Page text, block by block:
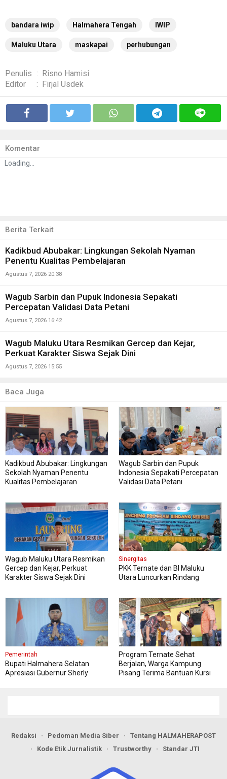
bandara iwip Halmahera Tengah IWIP
Maluku Utara maskapai perhubungan
Penulis :
Risno Hamisi
Editor
: Firjal Usdek
Komentar
Loading...
Berita Terkait
Kadikbud Abubakar: Lingkungan Sekolah Nyaman
Penentu Kualitas Pembelajaran
Agustus 7, 2026 20:38
Wagub Sarbin dan Pupuk Indonesia Sepakati
Percepatan Validasi Data Petani
Agustus 7, 2026 16:42
Wagub Maluku Utara Resmikan Gercep dan Kejar,
Perkuat Karakter Siswa Sejak Dini
Agustus 7, 2026 15:55
Baca Juga
Kadikbud Abubakar: Lingkungan
Sekolah Nyaman Penentu
Kualitas Pembelajaran
Wagub Sarbin dan Pupuk
Indonesia Sepakati Percepatan
Validasi Data Petani
Wagub Maluku Utara Resmikan
Gercep dan Kejar, Perkuat
Karakter Siswa Sejak Dini
Sinergitas
PKK Ternate dan BI Maluku
Utara Luncurkan Rindang
Pemerintah
Bupati Halmahera Selatan
Apresiasi Gubernur Sherly
Program Ternate Sehat
Berjalan, Warga Kampung
Pisang Terima Bantuan Kursi
Redaksi Pedoman Media Siber
Tentang HALMAHERAPOST
Kode Etik Jurnalistik
Trustworthy Standar JTI